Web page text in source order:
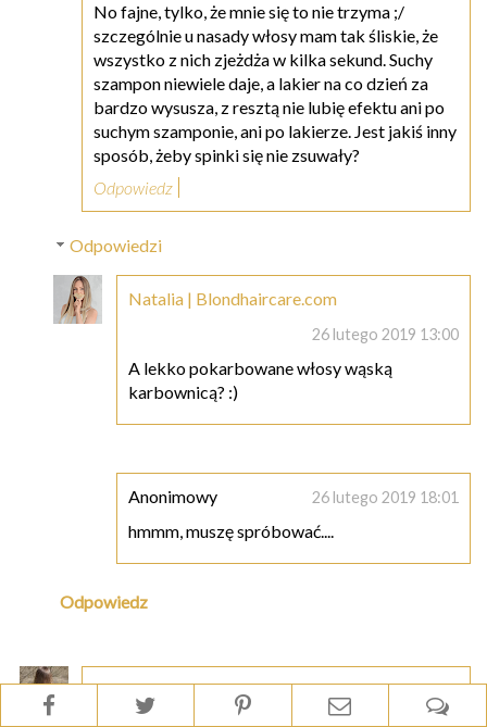
No fajne, tylko, że mnie się to nie trzyma ;/
szczególnie u nasady włosy mam tak śliskie, że
wszystko z nich zjeżdża w kilka sekund. Suchy
szampon niewiele daje, a lakier na co dzień za
bardzo wysusza, z resztą nie lubię efektu ani po
suchym szamponie, ani po lakierze. Jest jakiś inny
sposób, żeby spinki się nie zsuwały?
Odpowiedz
Odpowiedzi
Natalia | Blondhaircare.com
26 lutego 2019 13:00
A lekko pokarbowane włosy wąską
karbownicą? :)
Anonimowy 26 lutego 2019 18:01
hmmm, muszę spróbować....
Odpowiedz
Kurczak 26 lutego 2019 12:23